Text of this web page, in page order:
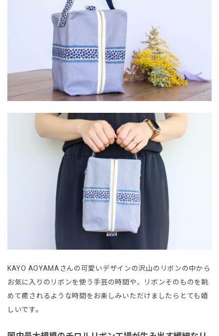
KAYO AOYAMAさんの可愛いデザインの沢山のリボンの中から
お気に入りのリボンを使う手芸の時間や、リボンそのものを眺
めて癒されるような時間をお楽しみいただけましたらとても嬉
しいです。